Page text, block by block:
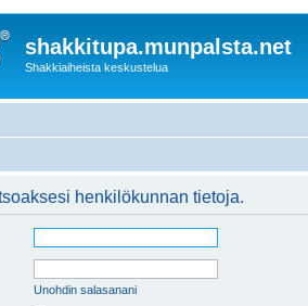
shakkitupa.munpalsta.net
Shakkiaiheista keskustelua
henkilökunnan tietoja.
Unohdin salasanani